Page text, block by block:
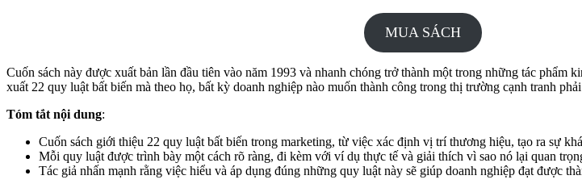
MUA SÁCH
Cuốn sách này được xuất bản lần đầu tiên vào năm 1993 và nhanh chóng trở thành một trong những tác
xuất 22 quy luật bất biến mà theo họ, bất kỳ doanh nghiệp nào muốn thành công trong thị trường cạnh tranh
Tóm tắt nội dung:
Cuốn sách giới thiệu 22 quy luật bất biến trong marketing, từ việc xác định vị trí thương hiệu, tạo ra sự
Mỗi quy luật được trình bày một cách rõ ràng, đi kèm với ví dụ thực tế và giải thích vì sao nó lại quan
Tác giả nhấn mạnh rằng việc hiểu và áp dụng đúng những quy luật này sẽ giúp doanh nghiệp đạt được